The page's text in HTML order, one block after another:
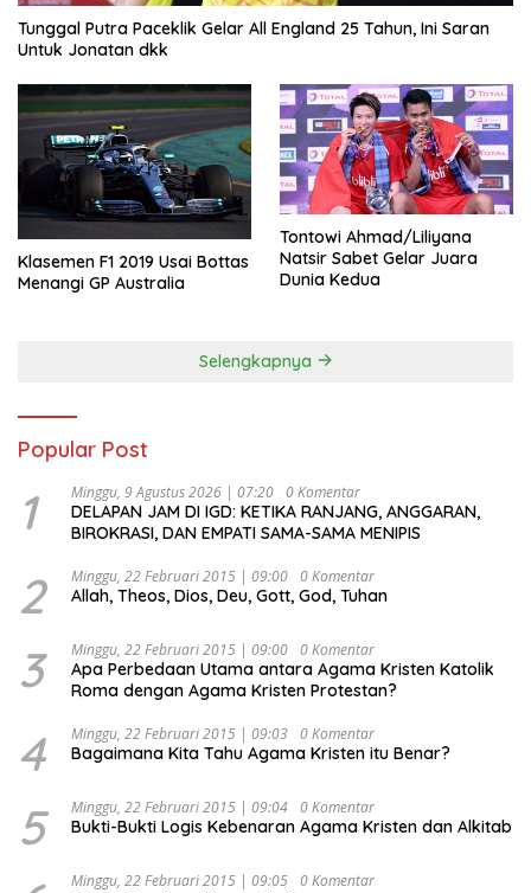
Tunggal Putra Paceklik Gelar All England 25 Tahun, Ini Saran
Untuk Jonatan dkk
Klasemen F1 2019 Usai Bottas
Menangi GP Australia
Tontowi Ahmad/Liliyana
Natsir Sabet Gelar Juara
Dunia Kedua
Selengkapnya
Popular Post
1 Minggu, 9 Agustus 2026 | 07:20 0 Komentar
DELAPAN JAM DI IGD: KETIKA RANJANG, ANGGARAN,
BIROKRASI, DAN EMPATI SAMA-SAMA MENIPIS
2 Minggu, 22 Februari 2015 | 09:00 0 Komentar
Allah, Theos, Dios, Deu, Gott, God, Tuhan
3 Minggu, 22 Februari 2015 | 09:00 0 Komentar
Apa Perbedaan Utama antara Agama Kristen Katolik
Roma dengan Agama Kristen Protestan?
4 Minggu, 22 Februari 2015 | 09:03 0 Komentar
Bagaimana Kita Tahu Agama Kristen itu Benar?
5 Minggu, 22 Februari 2015 | 09:04 0 Komentar
Bukti-Bukti Logis Kebenaran Agama Kristen dan Alkitab
Minggu, 22 Februari 2015 | 09:05 0 Komentar